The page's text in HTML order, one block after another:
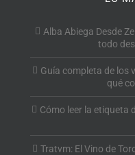
Alba Abiega Desde
todo
Guía completa de los
qué
Cómo leer la etiqueta
Tratvm: El Vino de